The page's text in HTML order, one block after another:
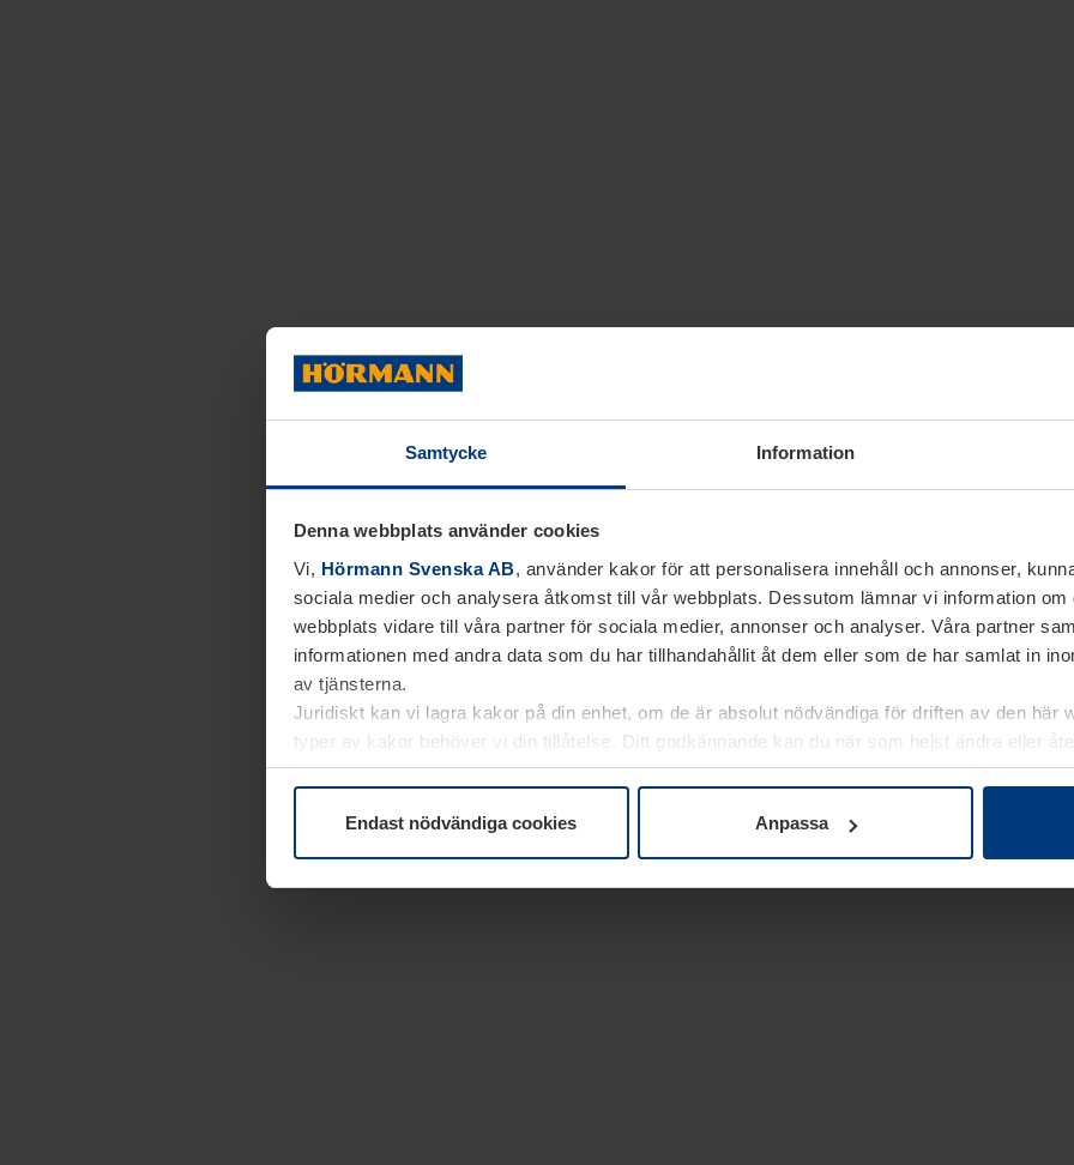
Samtycke Information
Denna webbplats använder cookies
Vi, Hörmann Svenska AB, använder kakor för att personalisera innehåll och annonser,
sociala medier och analysera åtkomst till vår webbplats. Dessutom lämnar vi information om
webbplats vidare till våra partner för sociala medier, annonser och analyser. Våra partner
informationen med andra data som du har tillhandahållit åt dem eller som de har samlat in
av tjänsterna.
Juridiskt kan vi lagra kakor på din enhet, om de är absolut nödvändiga för driften av den här
typer av kakor behöver vi din tillåtelse. Ditt godkännande kan du när som helst ändra eller
kakor underDataskyddsförklaringpå vår webbplats.
Endast nödvändiga cookies Anpassa